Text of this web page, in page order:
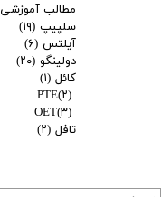
مطالب آموزشی
سلپیپ (۱۹)
آیلتس (۶)
دولینگو (۲۰)
کائل (۱)
PTE(۲)
OET(۳)
تافل (۲)